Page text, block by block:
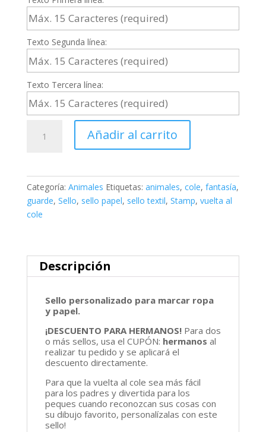
Texto Segunda línea:
Texto Tercera línea:
CANGREJO
cantidad
Añadir al carrito
Categoría: Animales Etiquetas: animales, cole, fantasía,
guarde, Sello, sello papel, sello textil, Stamp, vuelta al
cole
Descripción
Sello personalizado para marcar ropa
y papel.
¡DESCUENTO PARA HERMANOS!Para dos
o más sellos, usa el CUPÓN: hermanos al
realizar tu pedido y se aplicará el
descuento directamente.
Para que la vuelta al cole sea más fácil
para los padres y divertida para los
peques cuando reconozcan sus cosas con
su dibujo favorito, personalízalas con este
sello!